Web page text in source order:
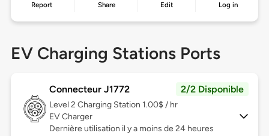
Report Share Edit Log in
EV Charging Stations Ports
Connecteur J1772 2/2 Disponible
Level 2 Charging Station 1.00$ / hr
EV Charger
Dernière utilisation il y a moins de 24 heures